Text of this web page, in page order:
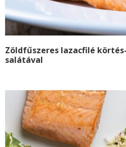
Zöldfűszeres lazacfilé
salátával